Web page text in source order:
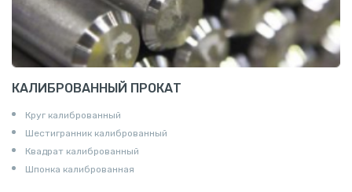
КАЛИБРОВАННЫЙ ПРОКАТ
Круг калиброванный
Шестигранник калиброванный
Квадрат калиброванный
Шпонка калиброванная